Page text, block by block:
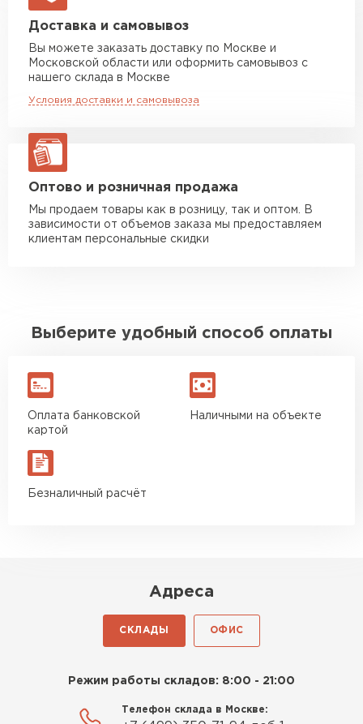
Машина до 20 тн до 80 м3
Манипулятор до 5 тн
макс. длина груза 6 м
от 7 000 руб
макс. длина груза 8 м
Манипулятор до 20 тн
макс. длина груза 13,5 м
ЗАКАЗАТЬ С ДОСТАВКОЙ
Доставка и самовывоз
Вы можете заказать доставку по Москве и
Московской области или оформить самовывоз с
нашего склада в Москве
Условия доставки и самовывоза
Оптово и розничная продажа
Мы продаем товары как в розницу, так и оптом. В
зависимости от объемов заказа мы предоставляем
клиентам персональные скидки
Выберите удобный способ оплаты
Оплата банковской
картой
Наличными на объекте
Безналичный расчёт
Адреса
СКЛАДЫ ОФИС
Режим работы складов: 8:00 - 21:00
Телефон склада в Москве: